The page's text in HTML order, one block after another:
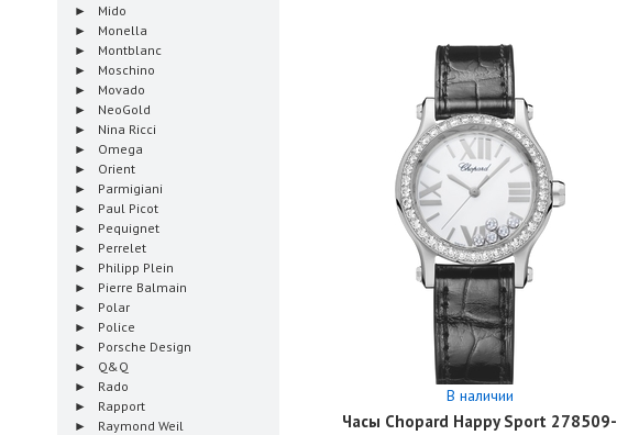
Mido
Monella
Montblanc
Moschino
Movado
NeoGold
Nina Ricci
Omega
Orient
Parmigiani
Paul Picot
Pequignet
Perrelet
Philipp Plein
Pierre Balmain
Polar
Police
Porsche Design
Q&Q
Rado
Rapport
Raymond Weil
В наличии
Часы Chopard Happy Sport 278509-